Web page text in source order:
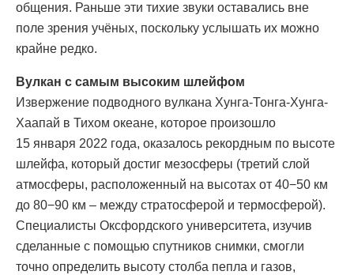
общения. Раньше эти тихие звуки оставались вне
поле зрения учёных, поскольку услышать их можно
крайне редко.
Вулкан с самым высоким шлейфом
Извержение подводного вулкана Хунга-Тонга-Хунга-
Хаапай в Тихом океане, которое произошло
15 января 2022 года, оказалось рекордным по высоте
шлейфа, который достиг мезосферы (третий слой
атмосферы, расположенный на высотах от 40−50 км
до 80−90 км – между стратосферой и термосферой).
Специалисты Оксфордского университета, изучив
сделанные с помощью спутников снимки, смогли
точно определить высоту столба пепла и газов,